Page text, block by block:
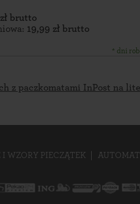
brutto
19,99 zł brutto
* dni
z paczkomatami InPost na
I WZORY PIECZĄTEK